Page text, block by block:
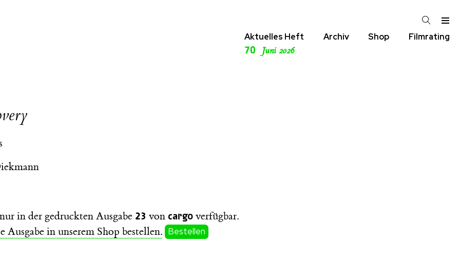
Aktuelles Heft
70 Juni 2026
Archiv Shop Filmrating
in der gedruckten Ausgabe 23 von cargo verfügbar.
Ausgabe in unserem Shop bestellen. Bestellen